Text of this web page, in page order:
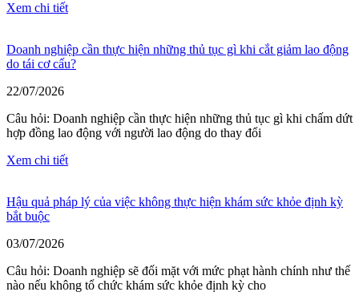
Xem chi tiết
Doanh nghiệp cần thực hiện những thủ tục gì khi cắt giảm lao động
do tái cơ cấu?
22/07/2026
Câu hỏi: Doanh nghiệp cần thực hiện những thủ tục gì khi chấm dứt
hợp đồng lao động với người lao động do thay đổi
Xem chi tiết
Hậu quả pháp lý của việc không thực hiện khám sức khỏe định kỳ
bắt buộc
03/07/2026
Câu hỏi: Doanh nghiệp sẽ đối mặt với mức phạt hành chính như thế
nào nếu không tổ chức khám sức khỏe định kỳ cho